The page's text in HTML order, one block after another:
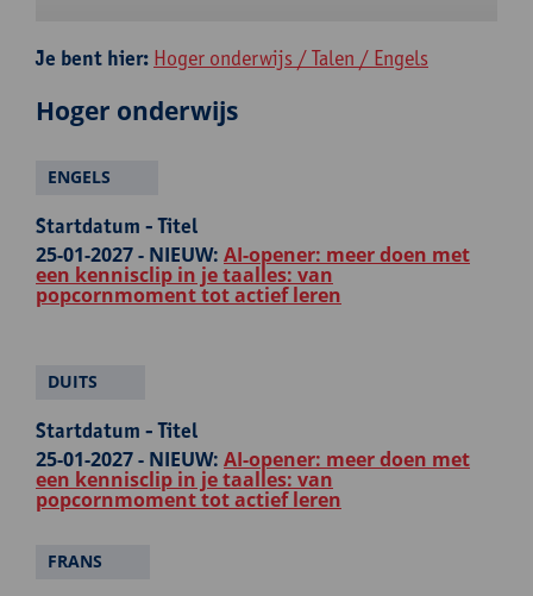
Je bent hier: Hoger onderwijs / Talen / Engels
Hoger onderwijs
ENGELS
Startdatum - Titel
25-01-2027 - NIEUW: AI-opener: meer doen met
een kennisclip in je taalles: van
popcornmoment tot actief leren
DUITS
Startdatum - Titel
25-01-2027 - NIEUW: AI-opener: meer doen met
een kennisclip in je taalles: van
popcornmoment tot actief leren
FRANS